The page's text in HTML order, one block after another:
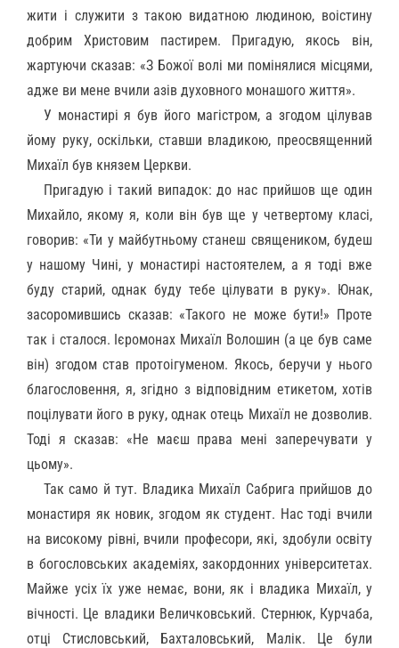
жити і служити з такою видатною людиною, воістину
добрим Христовим пастирем. Пригадую, якось він,
жартуючи сказав: «З Божої волі ми помінялися місцями,
адже ви мене вчили азів духовного монашого життя».
У монастирі я був його магістром, а згодом цілував
йому руку, оскільки, ставши владикою, преосвященний
Михаїл був князем Церкви.
Пригадую і такий випадок: до нас прийшов ще один
Михайло, якому я, коли він був ще у четвертому класі,
говорив: «Ти у майбутньому станеш священиком, будеш
у нашому Чині, у монастирі настоятелем, а я тоді вже
буду старий, однак буду тебе цілувати в руку». Юнак,
засоромившись сказав: «Такого не може бути!» Проте
так і сталося. Ієромонах Михаїл Волошин (а це був саме
він) згодом став протоігуменом. Якось, беручи у нього
благословення, я, згідно з відповідним етикетом, хотів
поцілувати його в руку, однак отець Михаїл не дозволив.
Тоді я сказав: «Не маєш права мені заперечувати у
цьому».
Так само й тут. Владика Михаїл Сабрига прийшов до
монастиря як новик, згодом як студент. Нас тоді вчили
на високому рівні, вчили професори, які, здобули освіту
в богословських академіях, закордонних університетах.
Майже усіх їх уже немає, вони, як і владика Михаїл, у
вічності. Це владики Величковський. Стернюк, Курчаба,
отці Стисловський, Бахталовський, Малік. Це були